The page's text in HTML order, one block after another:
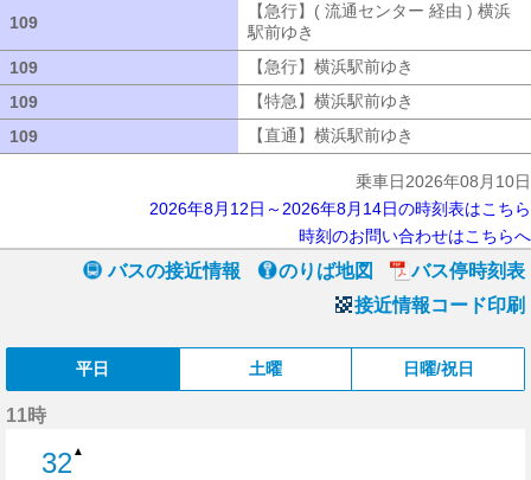
109
【急行】( 流通センター 経由 ) 横浜
駅前ゆき
109
【急行】横浜駅前ゆき
109
【特急】横浜駅前ゆき
109
【直通】横浜駅前ゆき
乗車日2026年08月10日
2026年8月12日～2026年8月14日の時刻表はこちら
時刻のお問い合わせはこちらへ
バスの接近情報 のりば地図
バス停時刻表
接近情報コード印刷
平日 土曜 日曜/祝日
11時
32▲